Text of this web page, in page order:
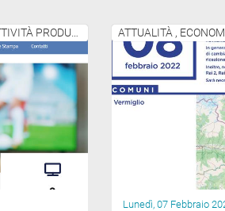
Lunedì, 07 Febbraio